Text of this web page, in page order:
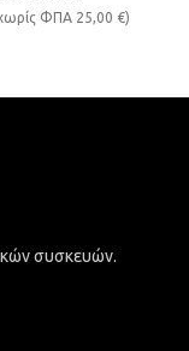
ΦΠΑ 25,00 €)
συσκευών.